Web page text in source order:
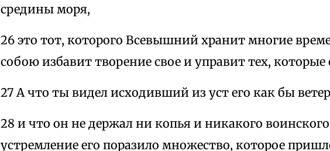
средины моря,
26 это тот, которого Всевышний хранит многие
собою избавит творение свое и управит тех, которые
27 А что ты видел исходивший из уст его как бы
28 и что он не держал ни копья и никакого
устремление его поразило множество, которое